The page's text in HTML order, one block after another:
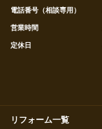
電話番号（相談専用）
営業時間
定休日
リフォーム一覧